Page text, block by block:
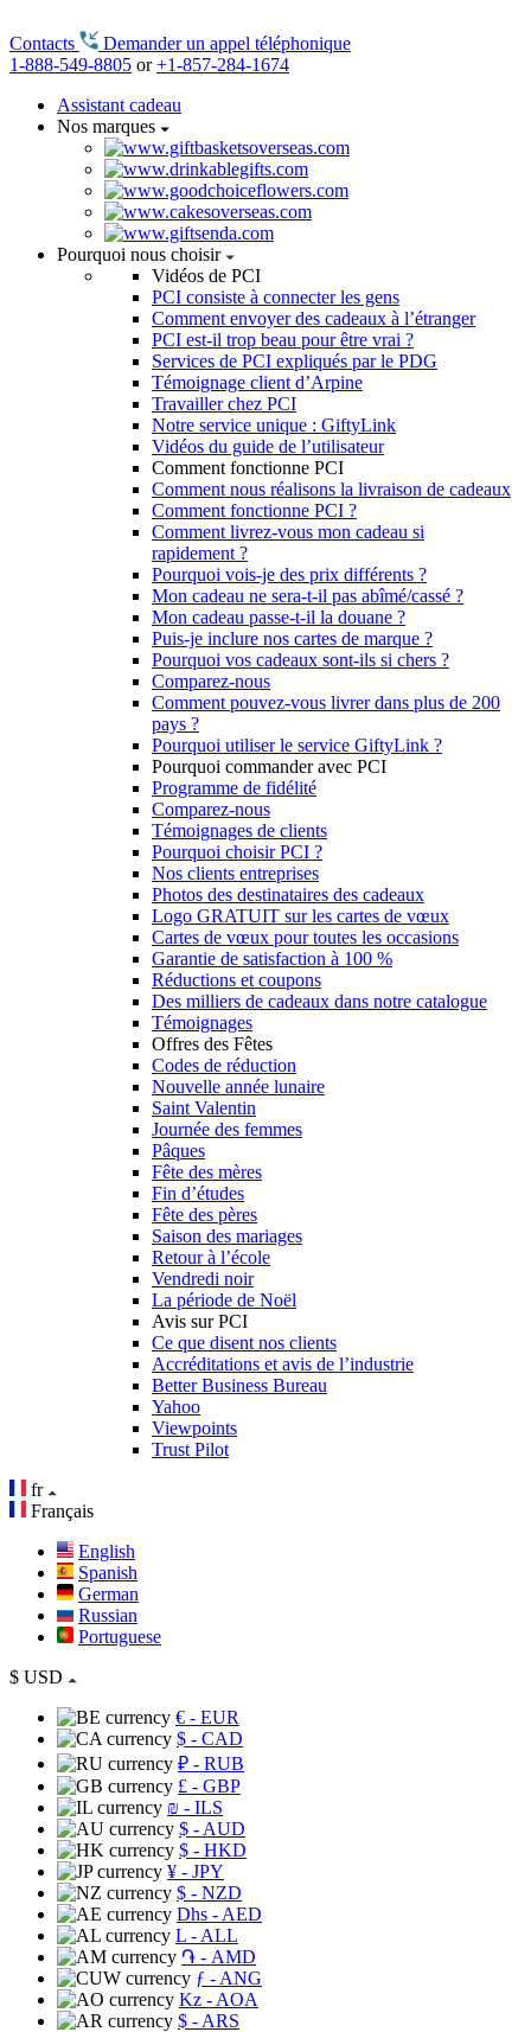
Contacts
Demander un appel téléphonique
1-888-549-8805 or+1-857-284-1674
Assistant cadeau
Nos marques
Pourquoi nous choisir
Vidéos de PCI
PCI consiste à connecter les gens
Comment envoyer des cadeaux à l’étranger
PCI est-il trop beau pour être vrai ?
Services de PCI expliqués par le PDG
Témoignage client d’Arpine
Travailler chez PCI
Notre service unique : GiftyLink
Vidéos du guide de l’utilisateur
Comment fonctionne PCI
Comment nous réalisons la livraison de cadeaux
Comment fonctionne PCI ?
Comment livrez-vous mon cadeau si
rapidement ?
Pourquoi vois-je des prix différents ?
Mon cadeau ne sera-t-il pas abîmé/cassé ?
Mon cadeau passe-t-il la douane ?
Puis-je inclure nos cartes de marque ?
Pourquoi vos cadeaux sont-ils si chers ?
Comparez-nous
Comment pouvez-vous livrer dans plus de 200
pays ?
Pourquoi utiliser le service GiftyLink ?
Pourquoi commander avec PCI
Programme de fidélité
Comparez-nous
Témoignages de clients
Pourquoi choisir PCI ?
Nos clients entreprises
Photos des destinataires des cadeaux
Logo GRATUIT sur les cartes de vœux
Cartes de vœux pour toutes les occasions
Garantie de satisfaction à 100 %
Réductions et coupons
Des milliers de cadeaux dans notre catalogue
Témoignages
Offres des Fêtes
Codes de réduction
Nouvelle année lunaire
Saint Valentin
Journée des femmes
Pâques
Fête des mères
Fin d’études
Fête des pères
Saison des mariages
Retour à l’école
Vendredi noir
La période de Noël
Avis sur PCI
Ce que disent nos clients
Accréditations et avis de l’industrie
Better Business Bureau
Yahoo
Viewpoints
Trust Pilot
fr
Français
English
Spanish
German
Russian
Portuguese
$ USD
€ - EUR
$ - CAD
₽ - RUB
£ - GBP
₪ - ILS
$ - AUD
$ - HKD
¥ - JPY
$ - NZD
Dhs - AED
L - ALL
֏ - AMD
ƒ - ANG
Kz - AOA
$ - ARS